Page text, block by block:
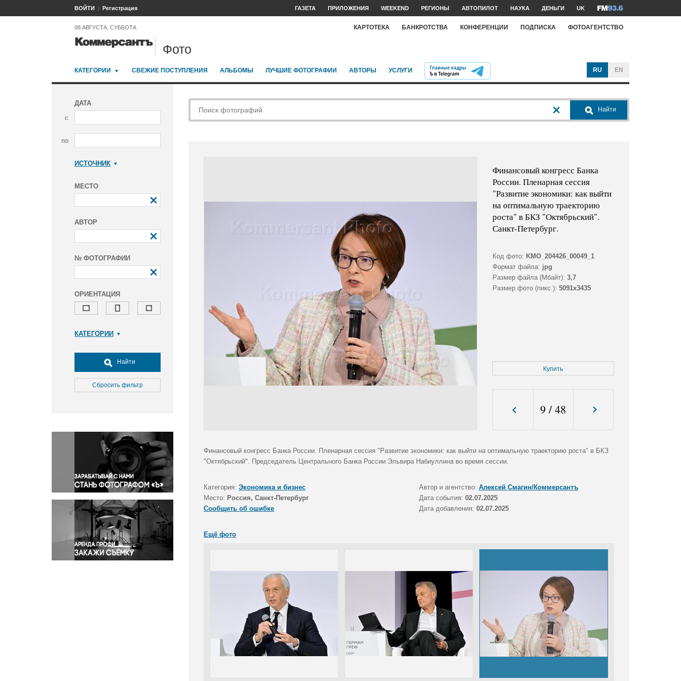
ВОЙТИ Регистрация ГАЗЕТА ПРИЛОЖЕНИЯ WEEKEND РЕГИОНЫ АВТОПИЛОТ НАУКА ДЕНЬГИ UK
08 АВГУСТА, СУББОТА КАРТОТЕКА БАНКРОТСТВА КОНФЕРЕНЦИИ ПОДПИСКА ФОТОАГЕНТСТВО
Фото
КАТЕГОРИИ СВЕЖИЕ ПОСТУПЛЕНИЯ АЛЬБОМЫ ЛУЧШИЕ ФОТОГРАФИИ АВТОРЫ УСЛУГИ RU EN
ДАТА
с
по
ИСТОЧНИК
МЕСТО
АВТОР
№ ФОТОГРАФИИ
ОРИЕНТАЦИЯ
КАТЕГОРИИ
Досуг, туризм и отдых
Культура
Медицина
Окружающая среда
Политика
Правосудие
Происшествия и конфликты
Религия
Светская жизнь
Спорт
Экология
Экономика и бизнес
Найти
Сбросить фильтр
Найти
Финансовый конгресс Банка
России. Пленарная сессия
"Развитие экономики: как выйти
на оптимальную траекторию
роста" в БКЗ "Октябрьский".
Санкт-Петербург.
Код фото: KMO_204426_00049_1
Формат файла: jpg
Размер файла (Мбайт): 3,7
Размер фото (пикс.): 5091x3435
Купить
9 /48
Финансовый конгресс Банка России. Пленарная сессия "Развитие экономики: как выйти на оптимальную траекторию роста" в БКЗ
"Октябрьский". Председатель Центрального Банка России Эльвира Набиуллина во время сессии.
Категория: Экономика и бизнес Автор и агентство: Алексей Смагин/Коммерсантъ
Место: Россия, Санкт-Петербург Дата события: 02.07.2025
Сообщить об ошибке
Дата добавления: 02.07.2025
Ещё фото